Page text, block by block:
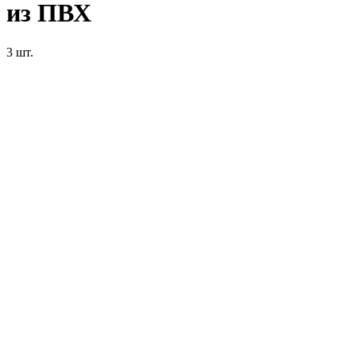
из ПВХ
3 шт.